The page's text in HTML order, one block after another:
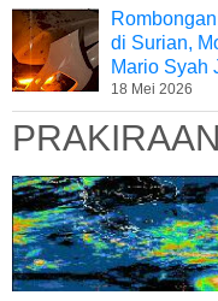
di Surian,
Mario Syah
18 Mei 2026